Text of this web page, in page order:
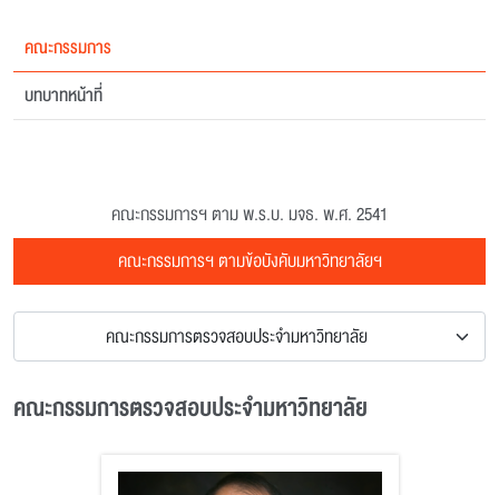
คณะกรรมการ
บทบาทหน้าที่
คณะกรรมการฯ ตาม พ.ร.บ. มจธ. พ.ศ. 2541
คณะกรรมการฯ ตามข้อบังคับมหาวิทยาลัยฯ
คณะกรรมการตรวจสอบประจำมหาวิทยาลัย
คณะกรรมการตรวจสอบประจำมหาวิทยาลัย